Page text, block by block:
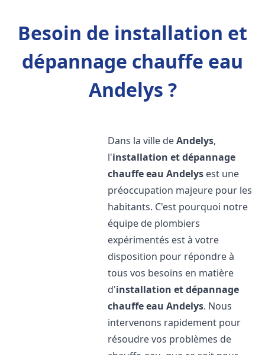
Besoin de installation et
dépannage chauffe eau
Andelys ?
Dans la ville deAndelys,
l'installation et dépannage
chauffe eau Andelys est une
préoccupation majeure pour les
habitants. C'est pourquoi notre
équipe de plombiers
expérimentés est à votre
disposition pour répondre à
tous vos besoins en matière
d'installation et dépannage
chauffe eau Andelys. Nous
intervenons rapidement pour
résoudre vos problèmes de